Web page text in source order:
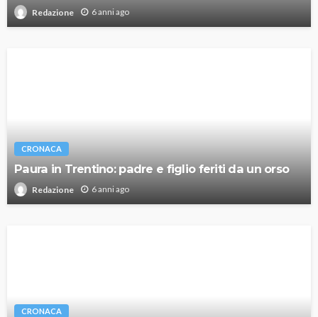
Redazione 6 anni ago
CRONACA
Paura in Trentino: padre e figlio feriti da un orso
Redazione 6 anni ago
CRONACA